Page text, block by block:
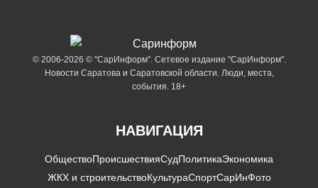
© 2006-2026 © "СарИнформ". Сетевое издание "СарИнформ".
Новости Саратова и Саратовской области. Люди, места,
события. 18+
НАВИГАЦИЯ
ОбществоПроисшествияСудПолитикаЭкономика
ЖКХ и строительствоКультураСпортСарИнФото